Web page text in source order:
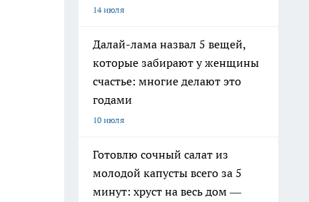
14 июля
Далай-лама назвал 5 вещей,
которые забирают у женщины
счастье: многие делают это
годами
10 июля
Готовлю сочный салат из
молодой капусты всего за 5
минут: хруст на весь дом —